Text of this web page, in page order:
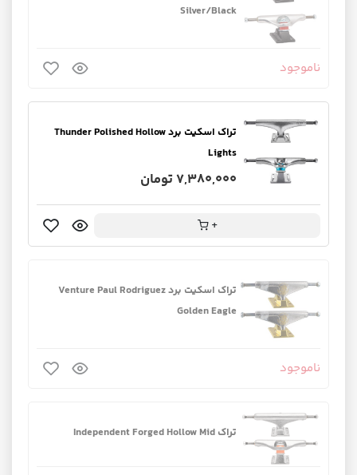
Silver/Black
ناموجود
تراک اسکیت برد Thunder Polished Hollow
Lights
7,380,000 تومان
+
تراک اسکیت برد Venture Paul Rodriguez
Golden Eagle
ناموجود
تراک Independent Forged Hollow Mid